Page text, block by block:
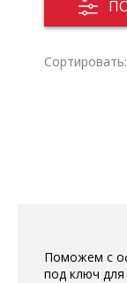
Сортировать:
Поможем с
под ключ